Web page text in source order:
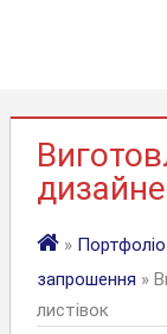
» Портфоліо
запрошення »
листівок